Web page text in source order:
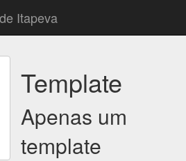
Itapeva
Template
Apenas um
template